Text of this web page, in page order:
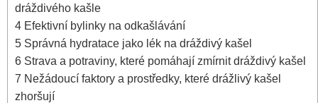
dráždivého⁢ kašle
4 Efektivní ⁤bylinky na odkašlávání
5 Správná hydratace jako lék na dráždivý⁤ kašel
6 Strava a‍ potraviny, které pomáhají zmírnit dráždivý kašel
7 Nežádoucí faktory a ‍prostředky, které drážlivý kašel
zhoršují